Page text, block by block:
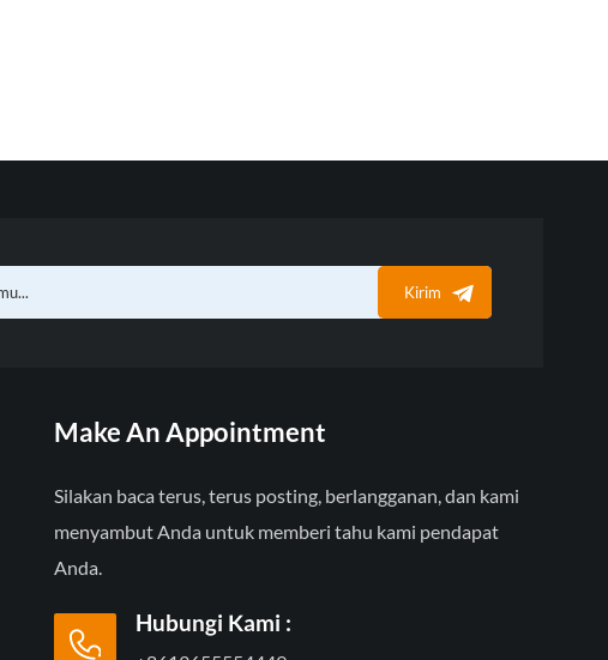
Kirim
Make An Appointment
Silakan baca terus, terus posting, berlangganan, dan kami
menyambut Anda untuk memberi tahu kami pendapat
Anda.
Hubungi Kami :